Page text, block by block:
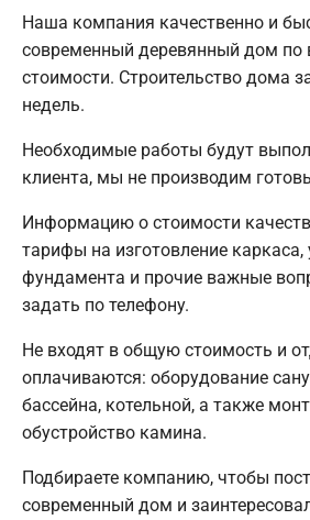
Наша компания качественно и
современный деревянный дом по
стоимости. Строительство дома
недель.
Необходимые работы будут
клиента, мы не производим
Информацию о стоимости
тарифы на изготовление каркаса,
фундамента и прочие важные
задать по телефону.
Не входят в общую стоимость и
оплачиваются: оборудование
бассейна, котельной, а также
обустройство камина.
Подбираете компанию, чтобы
современный дом и